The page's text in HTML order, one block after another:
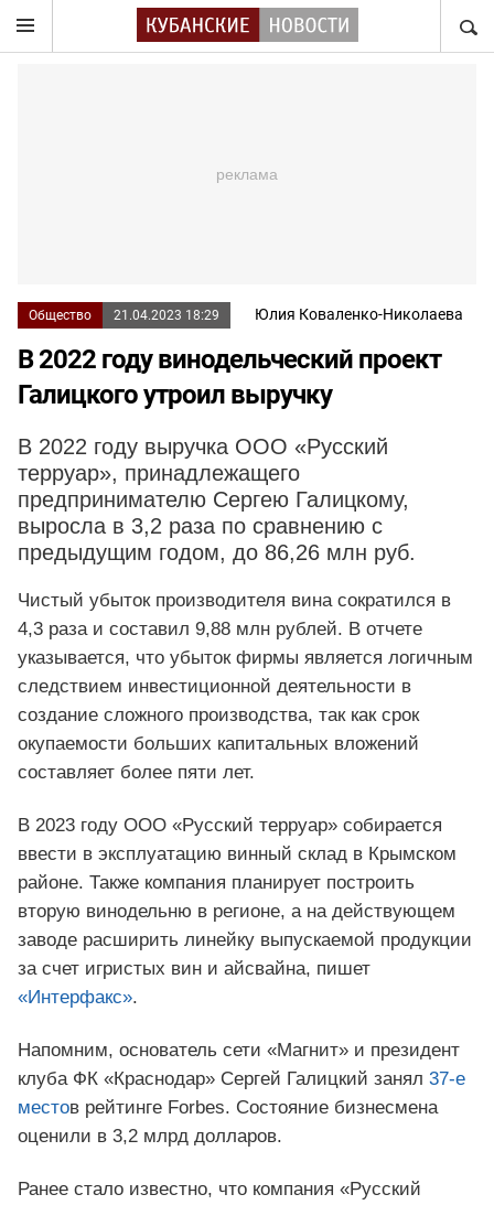
Общество 21.04.2023 18:29 Юлия Коваленко-Николаева
В 2022 году винодельческий проект
Галицкого утроил выручку
В 2022 году выручка ООО «Русский
терруар», принадлежащего
предпринимателю Сергею Галицкому,
выросла в 3,2 раза по сравнению с
предыдущим годом, до 86,26 млн руб.
Чистый убыток производителя вина сократился в
4,3 раза и составил 9,88 млн рублей. В отчете
указывается, что убыток фирмы является логичным
следствием инвестиционной деятельности в
создание сложного производства, так как срок
окупаемости больших капитальных вложений
составляет более пяти лет.
В 2023 году ООО «Русский терруар» собирается
ввести в эксплуатацию винный склад в Крымском
районе. Также компания планирует построить
вторую винодельню в регионе, а на действующем
заводе расширить линейку выпускаемой продукции
за счет игристых вин и айсвайна, пишет
«Интерфакс».
Напомним, основатель сети «Магнит» и президент
клуба ФК «Краснодар» Сергей Галицкий занял 37-е
местов рейтинге Forbes. Состояние бизнесмена
оценили в 3,2 млрд долларов.
Ранее стало известно, что компания «Русский